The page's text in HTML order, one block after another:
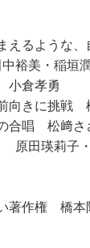
えるような
裕美・稲垣
小倉孝勇
向きに挑戦
合唱 松﨑さ
原田瑛莉子
著作権 橋本